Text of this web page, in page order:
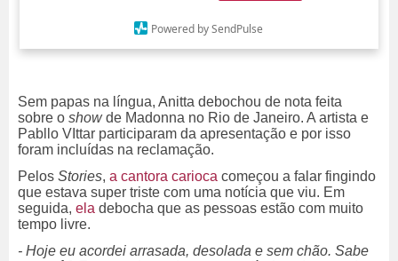
Powered by SendPulse
Sem papas na língua, Anitta debochou de nota feita
sobre o showde Madonna no Rio de Janeiro. A artista e
Pabllo VIttar participaram da apresentação e por isso
foram incluídas na reclamação.
Pelos Stories, a cantora carioca começou a falar fingindo
que estava super triste com uma notícia que viu. Em
seguida, ela debocha que as pessoas estão com muito
tempo livre.
- Hoje eu acordei arrasada, desolada e sem chão. Sabe